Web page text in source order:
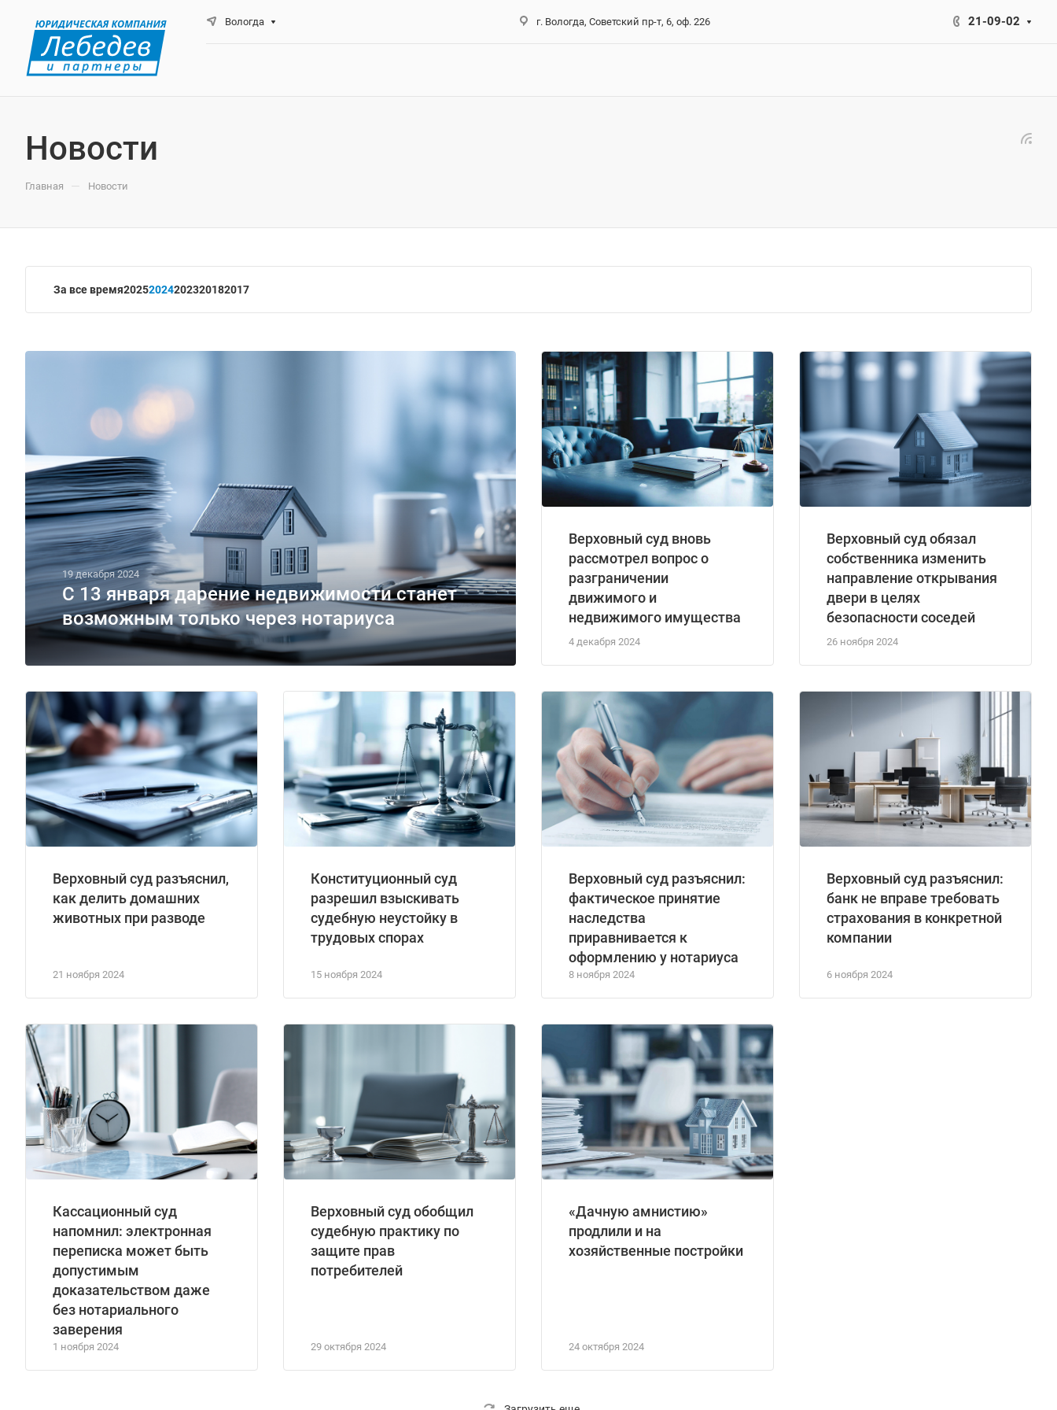
Вологда г. Вологда, Советский пр-т, 6, оф. 226 21-09-02
Новости
Главная — Новости
За все время20252024202320182017
С 13 января дарение недвижимости станет
возможным только через нотариуса
19 декабря 2024
Верховный суд вновь
рассмотрел вопрос о
разграничении
движимого и
недвижимого имущества
4 декабря 2024
Верховный суд обязал
собственника изменить
направление открывания
двери в целях
безопасности соседей
26 ноября 2024
Верховный суд разъяснил,
как делить домашних
животных при разводе
21 ноября 2024
Конституционный суд
разрешил взыскивать
судебную неустойку в
трудовых спорах
15 ноября 2024
Верховный суд разъяснил:
фактическое принятие
наследства
приравнивается к
оформлению у нотариуса
8 ноября 2024
Верховный суд разъяснил:
банк не вправе требовать
страхования в конкретной
компании
6 ноября 2024
Кассационный суд
напомнил: электронная
переписка может быть
допустимым
доказательством даже
без нотариального
заверения
1 ноября 2024
Верховный суд обобщил
судебную практику по
защите прав
потребителей
29 октября 2024
«Дачную амнистию»
продлили и на
хозяйственные постройки
24 октября 2024